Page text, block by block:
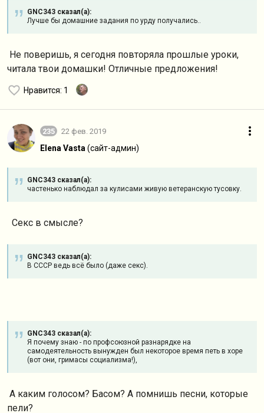
GNC343 сказал(а):
Лучше бы домашние задания по урду получались..
Не поверишь, я сегодня повторяла прошлые уроки,
читала твои домашки! Отличные предложения!
Нравится: 1
235 22 фев. 2019
Elena Vasta (сайт-админ)
GNC343 сказал(а):
частенько наблюдал за кулисами живую ветеранскую тусовку.
Секс в смысле?
GNC343 сказал(а):
В СССР ведь всё было (даже секс).
GNC343 сказал(а):
Я почему знаю - по профсоюзной разнарядке на
самодеятельность вынужден был некоторое время петь в хоре
(вот они, гримасы социализма!),
А каким голосом? Басом? А помнишь песни, которые
пели?